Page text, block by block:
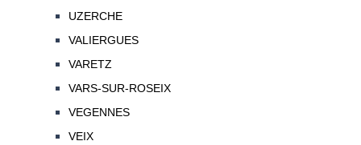
UZERCHE
VALIERGUES
VARETZ
VARS-SUR-ROSEIX
VEGENNES
VEIX